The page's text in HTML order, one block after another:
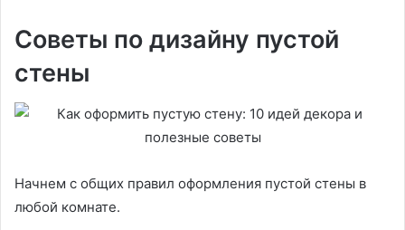
Советы по дизайну пустой
стены
Начнем с общих правил оформления пустой стены в
любой комнате.